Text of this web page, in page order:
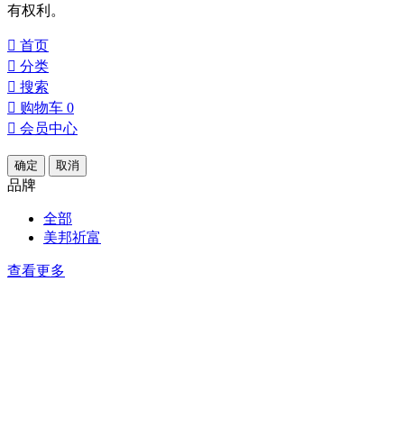
有权利。
 首页
 分类
 搜索
 购物车 0
 会员中心
确定 取消
品牌
全部
美邦祈富
查看更多